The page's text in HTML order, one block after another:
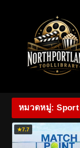
หมวดหมู่: Sport
★7.7